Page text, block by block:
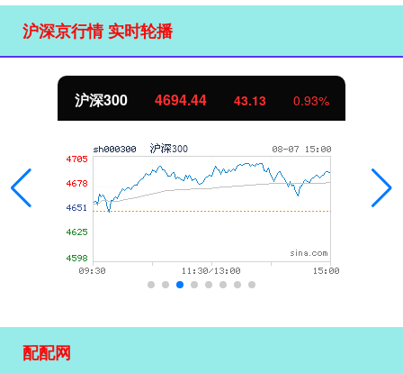
沪深京行情 实时轮播
43.13 0.93%
配配网